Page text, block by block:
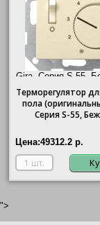
Gira, Серия S-55,
Терморегулятор
пола
Серия S-55,
Цена:49312.2 р.
">